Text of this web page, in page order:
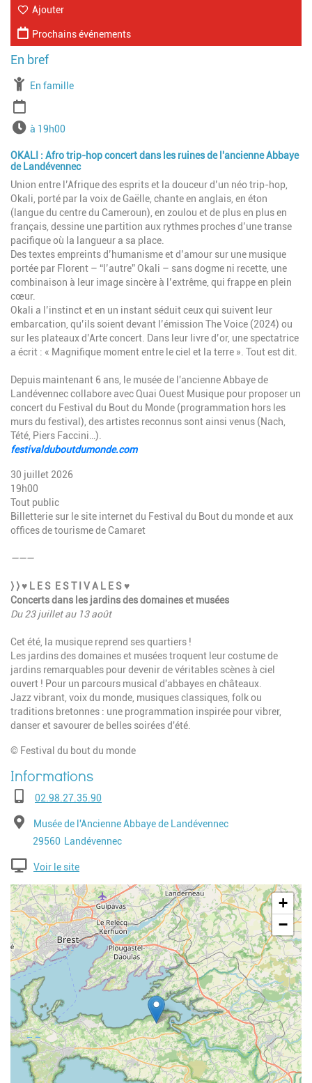
Ajouter
Prochains événements
À partir de
En famille
Horairesà 19h00
OKALI : Afro trip-hop concert dans les ruines de l'ancienne Abbaye
de Landévennec
Union entre l’Afrique des esprits et la douceur d’un néo trip-hop,
Okali, porté par la voix de Gaëlle, chante en anglais, en éton
(langue du centre du Cameroun), en zoulou et de plus en plus en
français, dessine une partition aux rythmes proches d’une transe
pacifique où la langueur a sa place.
Des textes empreints d’humanisme et d’amour sur une musique
portée par Florent – “l’autre” Okali – sans dogme ni recette, une
combinaison à leur image sincère à l’extrême, qui frappe en plein
cœur.
Okali a l’instinct et en un instant séduit ceux qui suivent leur
embarcation, qu’ils soient devant l’émission The Voice (2024) ou
sur les plateaux d’Arte concert. Dans leur livre d’or, une spectatrice
a écrit : « Magnifique moment entre le ciel et la terre ». Tout est dit.
Depuis maintenant 6 ans, le musée de l'ancienne Abbaye de
Landévennec collabore avec Quai Ouest Musique pour proposer un
concert du Festival du Bout du Monde (programmation hors les
murs du festival), des artistes reconnus sont ainsi venus (Nach,
Tété, Piers Faccini…).
festivalduboutdumonde.com
30 juillet 2026
19h00
Tout public
Billetterie sur le site internet du Festival du Bout du monde et aux
offices de tourisme de Camaret
———
⟩ ⟩ ♥ L E S E S T I V A L E S ♥
Concerts dans les jardins des domaines et musées
Du 23 juillet au 13 août
Cet été, la musique reprend ses quartiers !
Les jardins des domaines et musées troquent leur costume de
jardins remarquables pour devenir de véritables scènes à ciel
ouvert ! Pour un parcours musical d'abbayes en châteaux.
Jazz vibrant, voix du monde, musiques classiques, folk ou
traditions bretonnes : une programmation inspirée pour vibrer,
danser et savourer de belles soirées d'été.
© Festival du bout du monde
Téléphone02.98.27.35.90
AdresseMusée de l'Ancienne Abbaye de Landévennec
Code postal
29560 Ville
Landévennec
Voir le site
Geolocalisation
+
−